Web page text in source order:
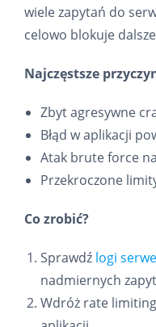
wiele zapytań do
celowo blokuje
Najczęstsze
Zbyt agresywne
Błąd w aplikacji
Atak brute force
Przekroczone
Co zrobić?
Sprawdź logi
nadmiernych
Wdróż rate